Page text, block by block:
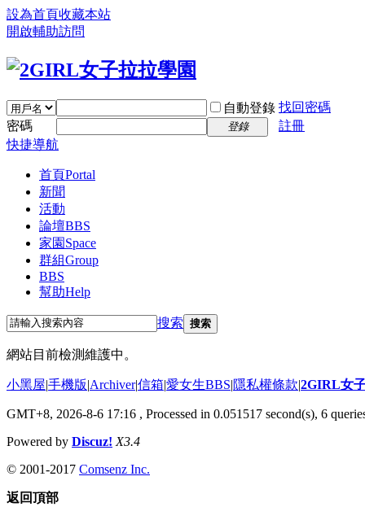
設為首頁收藏本站
開啟輔助訪問
自動登錄 找回密碼
密碼
登錄
註冊
快捷導航
首頁Portal
新聞
活動
論壇BBS
家園 Space
群組Group
BBS
幫助Help
搜索 搜索
網站目前檢測維護中。
小黑屋|手機版|Archiver|信箱|愛女生BBS|隱私權條款|2GIRL女
GMT+8, 2026-8-6 17:16 , Processed in 0.051517 second(s), 6
Powered by Discuz! X3.4
© 2001-2017 Comsenz Inc.
返回頂部